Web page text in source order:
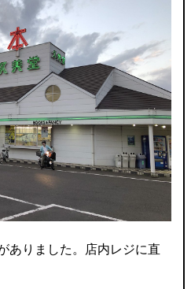
ありました。店内レジに直